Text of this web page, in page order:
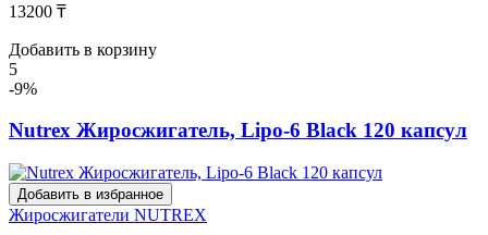
13200 ₸
Добавить в корзину
5
-9%
Nutrex Жиросжигатель, Lipo-6 Black 120 капсул
Добавить в избранное
Жиросжигатели NUTREX